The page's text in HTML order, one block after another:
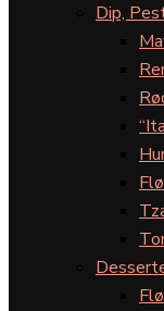
Dip,